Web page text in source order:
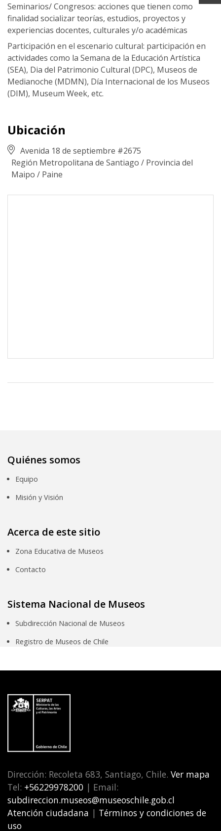
Seminarios/ Congresos: acciones que tienen como
finalidad socializar teorías, estudios, proyectos y
experiencias docentes, culturales y/o académicas
Participación en el escenario cultural: participación en
actividades como la Semana de la Educación Artística
(SEA), Dia del Patrimonio Cultural (DPC), Museos de
Medianoche (MDMN), Día Internacional de los Museos
(DIM), Museum Week, etc.
Ubicación
Avenida 18 de septiembre #2675
Región Metropolitana de Santiago / Provincia del
Maipo / Paine
Quiénes somos
Equipo
Misión y Visión
Acerca de este sitio
Zona Educativa de Museos
Contacto
Sistema Nacional de Museos
Subdirección Nacional de Museos
Registro de Museos de Chile
Dirección: Recoleta 683, Santiago, Chile. Ver mapa
Tel: +56229978200 | Email:
subdireccion.museos@museoschile.gob.cl
Atención ciudadana | Términos y condiciones de
uso